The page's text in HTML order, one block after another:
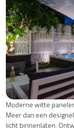
Moderne witte
Meer dan een
licht binnenlaten.